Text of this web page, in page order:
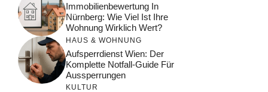
Immobilienbewertung In
Nürnberg: Wie Viel Ist Ihre
Wohnung Wirklich Wert?
HAUS & WOHNUNG
Aufsperrdienst Wien: Der
Komplette Notfall-Guide Für
Aussperrungen
KULTUR